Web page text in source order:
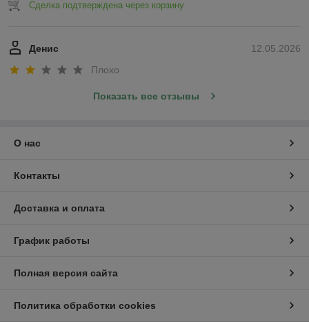
Сделка подтверждена через корзину
12.05.2026
Денис
Плохо
Показать все отзывы
О нас
Контакты
Доставка и оплата
График работы
Полная версия сайта
Политика обработки cookies